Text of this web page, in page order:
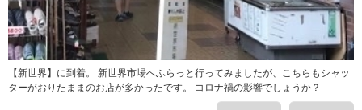
【新世界】に到着。 新世界市場へふらっと行ってみましたが、こちらもシャッ
ターがおりたままのお店が多かったです。 コロナ禍の影響でしょうか？